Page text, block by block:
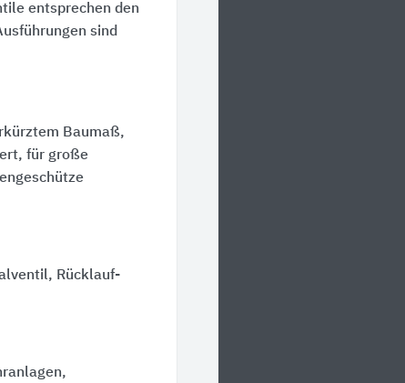
entsprechen den
sind
Baumaß,
für große
Rücklauf-